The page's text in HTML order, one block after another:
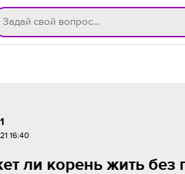
16:40
ли корень жить без